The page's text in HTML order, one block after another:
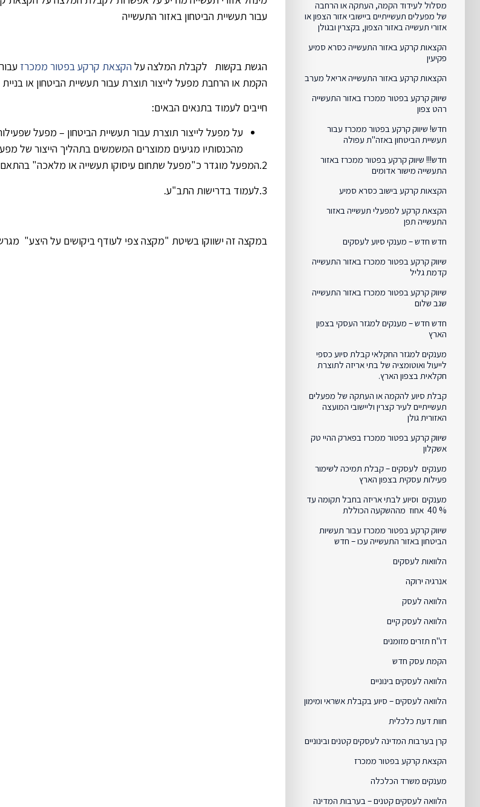
מסלול לעידוד הקמה, העתקה או הרחבה
של מפעלים תעשייתיים ביישובי אזור הצפון או
אזורי תעשייה באזור הצפון, בקצרין ובגולן
הקצאות קרקע באזור התעשייה כסרא סמיע
פקיעין
הקצאות קרקע באזור התעשייה אריאל מערב
שיווק קרקע בפטור ממכרז באזור התעשייה
רהט צפון
חדש! שיווק קרקע בפטור ממכרז עבור
תעשיית הביטחון באזה"ת עפולה
חדש!!! שיווק קרקע בפטור ממכרז באזור
התעשייה מישור אדומים
הקצאות קרקע בישוב כסרא סמיע
הקצאת קרקע למפעלי תעשייה באזור
התעשייה תפן
חדש חדש – מענקי סיוע לעסקים
שיווק קרקע בפטור ממכרז באזור התעשייה
קדמת גליל
שיווק קרקע בפטור ממכרז באזור התעשייה
שגב שלום
חדש חדש – מענקים למגזר העסקי בצפון
הארץ
מענקים למגזר החקלאי קבלת סיוע כספי
לייעול ואוטומציה של בתי אריזה לתוצרת
חקלאית בצפון הארץ.
קבלת סיוע להקמה או העתקה של מפעלים
תעשייתיים לעיר קצרין וליישובי המועצה
האזורית גולן
שיווק קרקע בפטור ממכרז בפארק ההיי טק
אשקלון
מענקים לעסקים – קבלת תמיכה לשימור
פעילות עסקית בצפון הארץ
מענקים וסיוע לבתי אריזה בחבל תקומה עד
% 40 אחוז מההשקעה הכוללת
שיווק קרקע בפטור ממכרז עבור תעשיות
הביטחון באזור התעשייה עכו – חדש
הלוואות לעסקים
אנרגיה ירוקה
הלוואה לעסק
הלוואה לעסק קיים
דו"ח תזרים מזומנים
הקמת עסק חדש
הלוואה לעסקים בינוניים
הלוואה לעסקים – סיוע בקבלת אשראי ומימון
חוות דעת כלכלית
קרן בערבות המדינה לעסקים קטנים ובינוניים
הקצאת קרקע בפטור ממכרז
מענקים משרד הכלכלה
הלוואה לעסקים קטנים – בערבות המדינה
עבור תעשיית הביטחון באזור התעשייה
הגשת בקשות לקבלת המלצה עלהקצאת קרקע בפטור ממכרז
הקמת או הרחבת מפעל לייצור תוצרת עבור תעשיית הביטחון או
חייבים לעמוד בתנאים הבאים:
מהכנסותיו מגיעים ממוצרים המשמשים בתהליך הייצור של
2.המפעל מוגדר כ"מפעל שתחום עיסוקו תעשייה או מלאכה" בהתאם למפורט ב
3.לעמוד בדרישות התב"ע.
במקצה זה ישווקו בשיטת "מקצה צפי לעודף ביקושים על היצע" מגרשים בטחים שבין